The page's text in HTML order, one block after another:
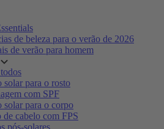
de beleza para o verão de 2026
de verão para homem
solar para o rosto
com SPF
solar para o corpo
de cabelo com FPS
pós-solares